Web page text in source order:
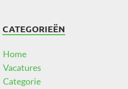
CATEGORIEËN
Home
Vacatures
Categorie